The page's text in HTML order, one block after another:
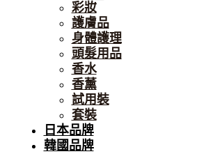
彩妝
護膚品
身體護理
頭髮用品
香水
香薰
試用裝
套裝
日本品牌
韓國品牌